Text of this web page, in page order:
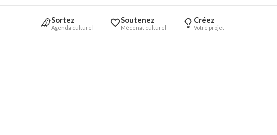
Sortez
Agenda culturel
Soutenez
Mécénat culturel
Créez
Votre projet